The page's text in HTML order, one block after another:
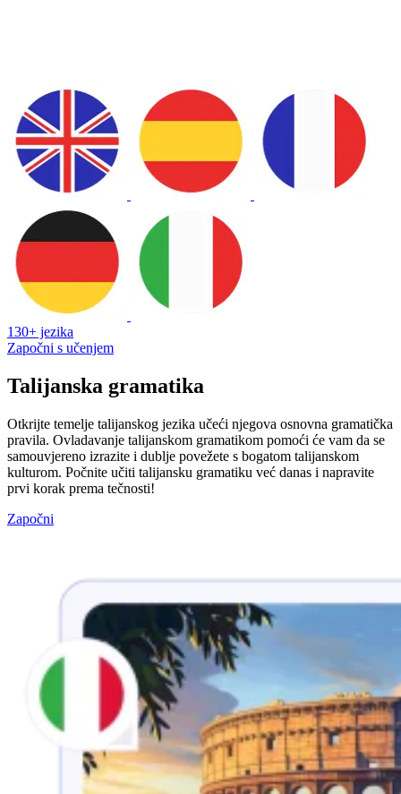
130+ jezika
Započni s učenjem
Talijanska gramatika
Otkrijte temelje talijanskog jezika učeći njegova osnovna gramatička
pravila. Ovladavanje talijanskom gramatikom pomoći će vam da se
samouvjereno izrazite i dublje povežete s bogatom talijanskom
kulturom. Počnite učiti talijansku gramatiku već danas i napravite
prvi korak prema tečnosti!
Započni